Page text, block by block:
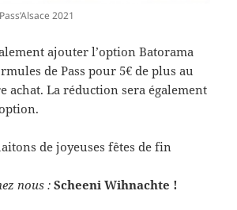
2021
ajouter l’option Batorama
de Pass pour 5€ de plus au
achat. La réduction sera également
de joyeuses fêtes de fin
nous : Scheeni Wihnachte !